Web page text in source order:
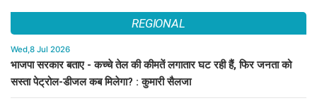
REGIONAL
Wed,8 Jul 2026
भाजपा सरकार बताए - कच्चे तेल की कीमतें लगातार घट रही हैं, फिर जनता को
सस्ता पेट्रोल-डीजल कब मिलेगा? : कुमारी सैलजा